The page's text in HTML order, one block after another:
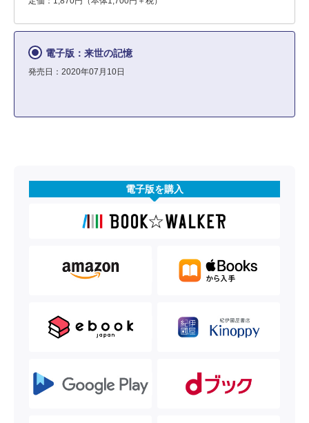
電子版：来世の記憶
発売日：2020年07月10日
電子版を購入